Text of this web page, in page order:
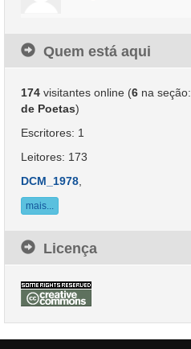
Quem está aqui
174visitantes online (6na seção:
de Poetas)
Escritores: 1
Leitores: 173
DCM_1978,
mais...
Licença